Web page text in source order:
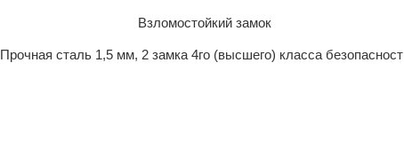
Взломостойкий замок
Прочная сталь 1,5 мм, 2 замка 4го (высшего) класса